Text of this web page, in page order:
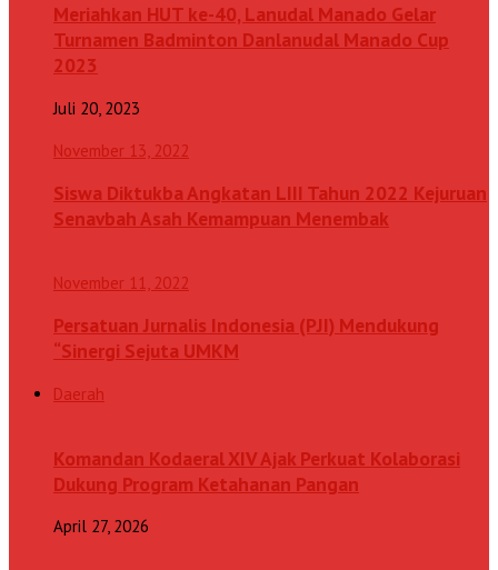
Meriahkan HUT ke-40, Lanudal Manado Gelar
Turnamen Badminton Danlanudal Manado Cup
2023
Juli 20, 2023
November 13, 2022
Siswa Diktukba Angkatan LIII Tahun 2022 Kejuruan
Senavbah Asah Kemampuan Menembak
November 11, 2022
Persatuan Jurnalis Indonesia (PJI) Mendukung
“Sinergi Sejuta UMKM
Daerah
Komandan Kodaeral XIV Ajak Perkuat Kolaborasi
Dukung Program Ketahanan Pangan
April 27, 2026